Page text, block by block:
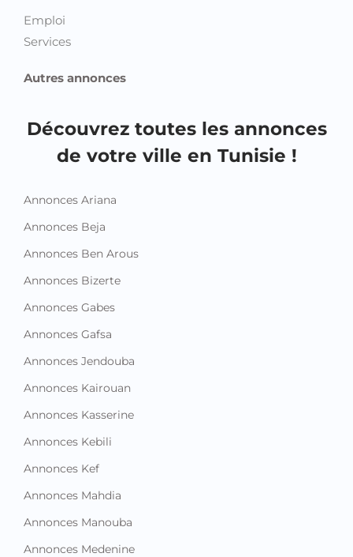
Emploi
Services
Autres annonces
Découvrez toutes les annonces
de votre ville en Tunisie !
Annonces Ariana
Annonces Beja
Annonces Ben Arous
Annonces Bizerte
Annonces Gabes
Annonces Gafsa
Annonces Jendouba
Annonces Kairouan
Annonces Kasserine
Annonces Kebili
Annonces Kef
Annonces Mahdia
Annonces Manouba
Annonces Medenine